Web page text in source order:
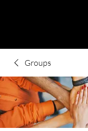
Groups